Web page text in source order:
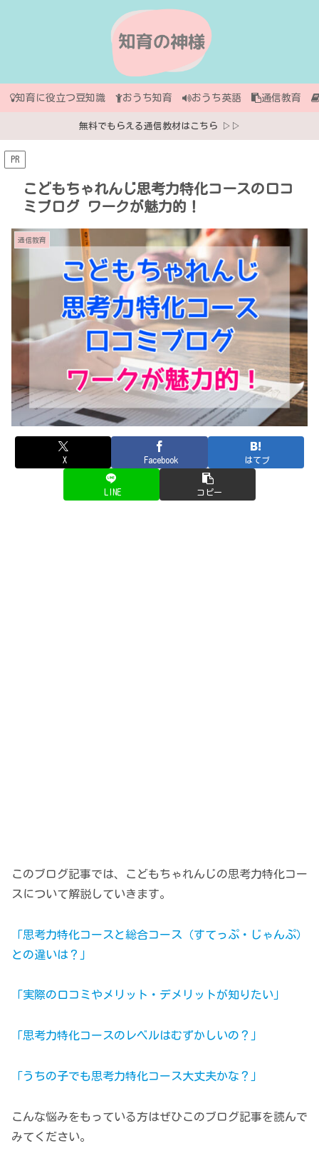
知育に役立つ豆知識 おうち知育 おうち英語 通信教育
無料でもらえる通信教材はこちら ▷▷
PR
こどもちゃれんじ思考力特化コースの口コ
ミブログ ワークが魅力的！
通信教育
X Facebook はてブ
LINE コピー
このブログ記事では、こどもちゃれんじの思考力特化コー
スについて解説していきます。
「思考力特化コースと総合コース（すてっぷ・じゃんぷ）
との違いは？」
「実際の口コミやメリット・デメリットが知りたい」
「思考力特化コースのレベルはむずかしいの？」
「うちの子でも思考力特化コース大丈夫かな？」
こんな悩みをもっている方はぜひこのブログ記事を読んで
みてください。